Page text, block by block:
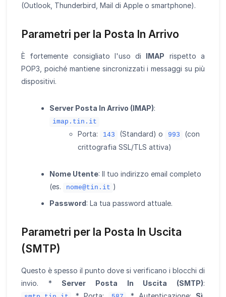
(Outlook, Thunderbird, Mail di Apple o smartphone).
Parametri per la Posta In Arrivo
È fortemente consigliato l'uso di IMAP rispetto a
POP3, poiché mantiene sincronizzati i messaggi su più
dispositivi.
Server Posta In Arrivo (IMAP):
imap.tin.it
Porta: 143 (Standard) o 993
(con
crittografia SSL/TLS attiva)
Nome Utente: Il tuo indirizzo email completo
(es.
nome@tin.it )
Password: La tua password attuale.
Parametri per la Posta In Uscita
(SMTP)
Questo è spesso il punto dove si verificano i blocchi di
invio. * Server Posta In Uscita (SMTP):